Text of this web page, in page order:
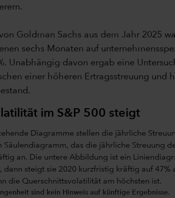
Goldman Sachs aus dem Jahr 2025
sechs Monaten auf
Unabhängig davon ergab eine
einer höheren Ertragsstreuung
im S&P 500 steigt
sind kein Hinweis auf künftige Ergebnisse.